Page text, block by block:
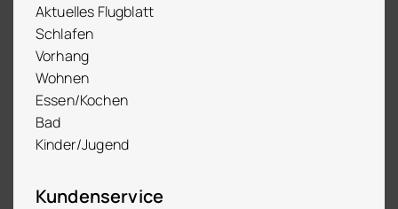
Aktuelles Flugblatt
Schlafen
Vorhang
Wohnen
Essen/Kochen
Bad
Kinder/Jugend
Kundenservice